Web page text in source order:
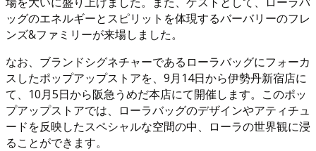
ッグのエネルギーとスピリットを体現するバーバリーのフレ
ンズ&ファミリーが来場しました。
なお、ブランドシグネチャーであるローラバッグにフォーカ
スしたポップアップストアを、9月14日から伊勢丹新宿店に
て、10月5日から阪急うめだ本店にて開催します。このポッ
プアップストアでは、ローラバッグのデザインやアティチュ
ードを反映したスペシャルな空間の中、ローラの世界観に浸
ることができます。